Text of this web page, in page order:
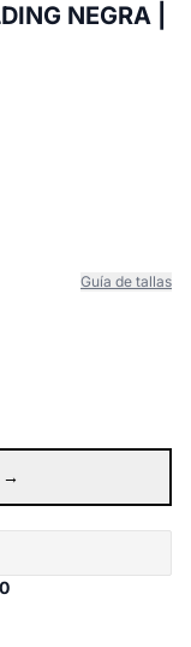
NEGRA |
Guía de tallas
→